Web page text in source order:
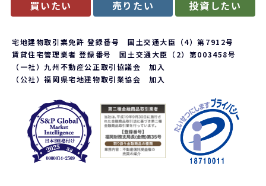
買いたい 売りたい 投資したい
宅地建物取引業免許 登録番号 国土交通大臣（4）第7912号
賃貸住宅管理業者 登録番号 国土交通大臣（2）第003458号
（一社）九州不動産公正取引協議会 加入
（公社）福岡県宅地建物取引業協会 加入